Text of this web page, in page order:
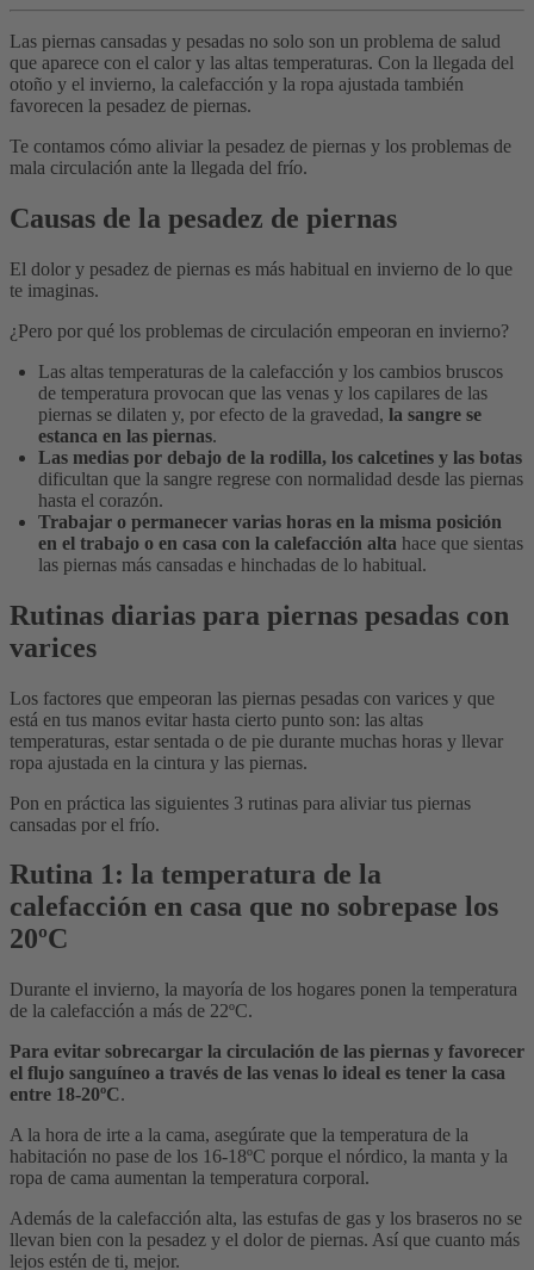
Las piernas cansadas y pesadas no solo son un problema de salud
que aparece con el calor y las altas temperaturas. Con la llegada del
otoño y el invierno, la calefacción y la ropa ajustada también
favorecen la pesadez de piernas.
Te contamos cómo aliviar la pesadez de piernas y los problemas de
mala circulación ante la llegada del frío.
Causas de la pesadez de piernas
El dolor y pesadez de piernas es más habitual en invierno de lo que
te imaginas.
¿Pero por qué los problemas de circulación empeoran en invierno?
Las altas temperaturas de la calefacción y los cambios bruscos
de temperatura provocan que las venas y los capilares de las
piernas se dilaten y, por efecto de la gravedad, la sangre se
estanca en las piernas.
Las medias por debajo de la rodilla, los calcetines y las botas
dificultan que la sangre regrese con normalidad desde las piernas
hasta el corazón.
Trabajar o permanecer varias horas en la misma posición
en el trabajo o en casa con la calefacción alta hace que sientas
las piernas más cansadas e hinchadas de lo habitual.
Rutinas diarias para piernas pesadas con
varices
Los factores que empeoran las piernas pesadas con varices y que
está en tus manos evitar hasta cierto punto son: las altas
temperaturas, estar sentada o de pie durante muchas horas y llevar
ropa ajustada en la cintura y las piernas.
Pon en práctica las siguientes 3 rutinas para aliviar tus piernas
cansadas por el frío.
Rutina 1: la temperatura de la
calefacción en casa que no sobrepase los
20ºC
Durante el invierno, la mayoría de los hogares ponen la temperatura
de la calefacción a más de 22ºC.
Para evitar sobrecargar la circulación de las piernas y favorecer
el flujo sanguíneo a través de las venas lo ideal es tener la casa
entre 18-20ºC.
A la hora de irte a la cama, asegúrate que la temperatura de la
habitación no pase de los 16-18ºC porque el nórdico, la manta y la
ropa de cama aumentan la temperatura corporal.
Además de la calefacción alta, las estufas de gas y los braseros no se
llevan bien con la pesadez y el dolor de piernas. Así que cuanto más
lejos estén de ti, mejor.